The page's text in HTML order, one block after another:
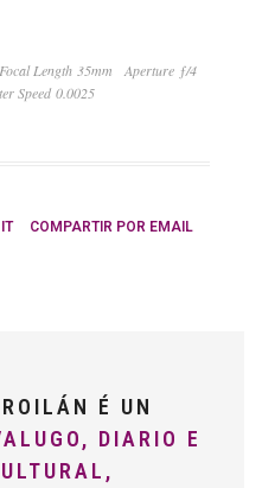
Focal Length 35mm
Aperture ƒ/4
Speed 0.0025
COMPARTIR POR EMAIL
É UN
DIARIO E